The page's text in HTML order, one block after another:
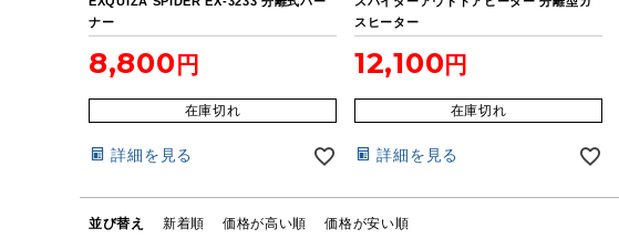
ナー
8,800
在庫切れ
詳細を見る
スヒーター
12,100
在庫切れ
詳細を見る
並び替え 新着順 価格が高い順 価格が安い順